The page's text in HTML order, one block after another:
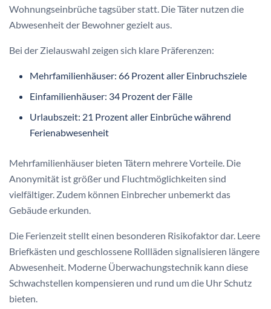
Wohnungseinbrüche tagsüber statt. Die Täter nutzen die
Abwesenheit der Bewohner gezielt aus.
Bei der Zielauswahl zeigen sich klare Präferenzen:
Mehrfamilienhäuser: 66 Prozent aller Einbruchsziele
Einfamilienhäuser: 34 Prozent der Fälle
Urlaubszeit: 21 Prozent aller Einbrüche während
Ferienabwesenheit
Mehrfamilienhäuser bieten Tätern mehrere Vorteile. Die
Anonymität ist größer und Fluchtmöglichkeiten sind
vielfältiger. Zudem können Einbrecher unbemerkt das
Gebäude erkunden.
Die Ferienzeit stellt einen besonderen Risikofaktor dar. Leere
Briefkästen und geschlossene Rollläden signalisieren längere
Abwesenheit. Moderne Überwachungstechnik kann diese
Schwachstellen kompensieren und rund um die Uhr Schutz
bieten.